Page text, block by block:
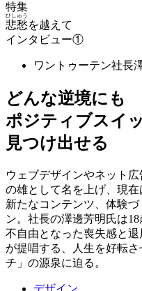
特集
悲愁
ひしゅう
を越えて
インタビュー①
ワントゥーテン社長
どんな逆境にも
ポジティブスイ
見つけ出せる
ウェブデザインやネット
の雄として名を上げ、現
新たなコンテンツ、体験
ン。社長の澤邊芳明氏は
不自由となった喪失感と
が提唱する、人生を好転
チ」の源泉に迫る。
デザイン